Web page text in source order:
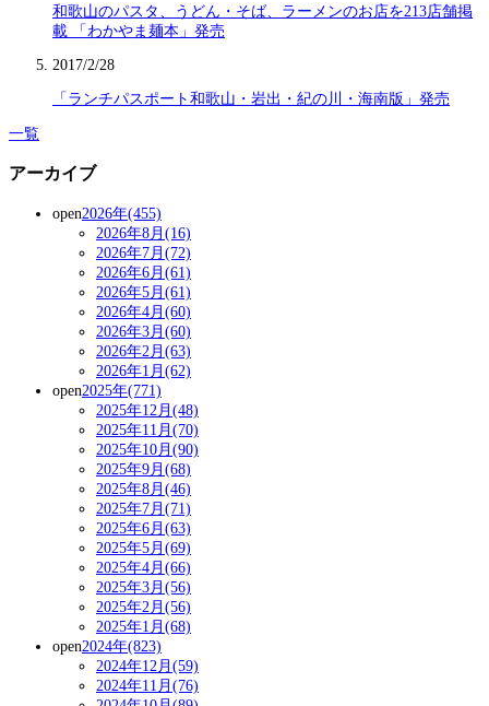
和歌山のパスタ、うどん・そば、ラーメンのお店を213店舗掲
載 「わかやま麺本」発売
2017/2/28
「ランチパスポート和歌山・岩出・紀の川・海南版」発売
一覧
アーカイブ
open2026年(455)
2026年8月(16)
2026年7月(72)
2026年6月(61)
2026年5月(61)
2026年4月(60)
2026年3月(60)
2026年2月(63)
2026年1月(62)
open2025年(771)
2025年12月(48)
2025年11月(70)
2025年10月(90)
2025年9月(68)
2025年8月(46)
2025年7月(71)
2025年6月(63)
2025年5月(69)
2025年4月(66)
2025年3月(56)
2025年2月(56)
2025年1月(68)
open2024年(823)
2024年12月(59)
2024年11月(76)